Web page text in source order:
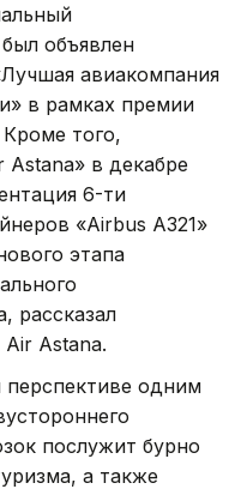
объявлен
авиакомпания
в рамках премии
того,
в декабре
6-ти
«Airbus A321»
этапа
рассказал
Astana.
одним
послужит бурно
а также